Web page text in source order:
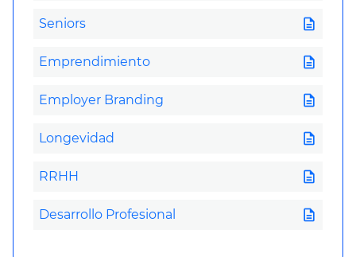
Seniors description
Emprendimiento description
Employer Branding description
Longevidad description
RRHH description
Desarrollo Profesional description